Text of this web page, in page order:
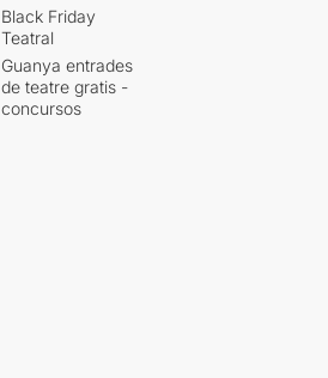
Black Friday
Teatral
Guanya entrades
de teatre gratis -
concursos